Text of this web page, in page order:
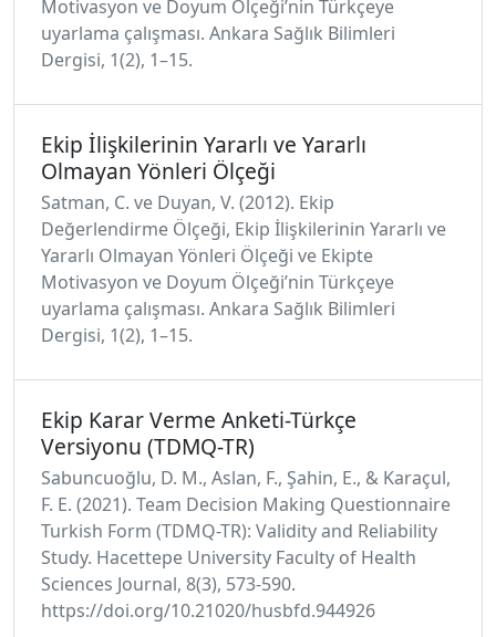
Motivasyon ve Doyum Ölçeği’nin Türkçeye
uyarlama çalışması. Ankara Sağlık Bilimleri
Dergisi, 1(2), 1–15.
Ekip İlişkilerinin Yararlı ve Yararlı
Olmayan Yönleri Ölçeği
Satman, C. ve Duyan, V. (2012). Ekip
Değerlendirme Ölçeği, Ekip İlişkilerinin Yararlı ve
Yararlı Olmayan Yönleri Ölçeği ve Ekipte
Motivasyon ve Doyum Ölçeği’nin Türkçeye
uyarlama çalışması. Ankara Sağlık Bilimleri
Dergisi, 1(2), 1–15.
Ekip Karar Verme Anketi-Türkçe
Versiyonu (TDMQ-TR)
Sabuncuoğlu, D. M., Aslan, F., Şahin, E., & Karaçul,
F. E. (2021). Team Decision Making Questionnaire
Turkish Form (TDMQ-TR): Validity and Reliability
Study. Hacettepe University Faculty of Health
Sciences Journal, 8(3), 573-590.
https://doi.org/10.21020/husbfd.944926